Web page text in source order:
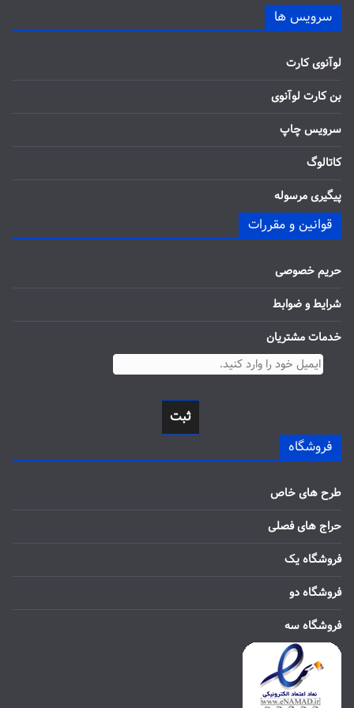
سرویس ها
لوآنوی کارت
بن کارت لوآنوی
سرویس چاپ
کاتالوگ
پیگیری مرسوله
قوانین و مقررات
حریم خصوصی
شرایط و ضوابط
خدمات مشتریان
ثبت
فروشگاه
طرح های خاص
حراج های فصلی
فروشگاه یک
فروشگاه دو
فروشگاه سه